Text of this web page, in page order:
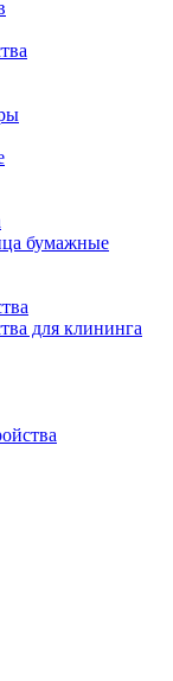
бумажные
для клининга